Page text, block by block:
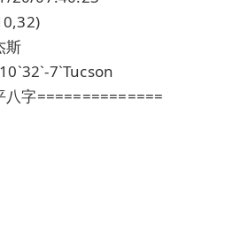
斯
7`Tucson
字==============